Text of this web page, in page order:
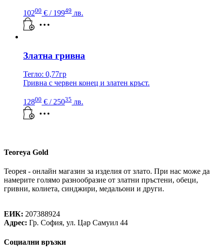
10200 € / 19949 лв.
Златна гривна
Тегло: 0,77гр
Гривна с червен конец и златен кръст.
12800 € / 25035 лв.
Teoreya Gold
Теорея - онлайн магазин за изделия от злато. При нас може да
намерите голямо разнообразие от златни пръстени, обеци,
гривни, колиета, синджири, медальони и други.
ЕИК: 207388924
Адрес: Гр. София, ул. Цар Самуил 44
Социални връзки